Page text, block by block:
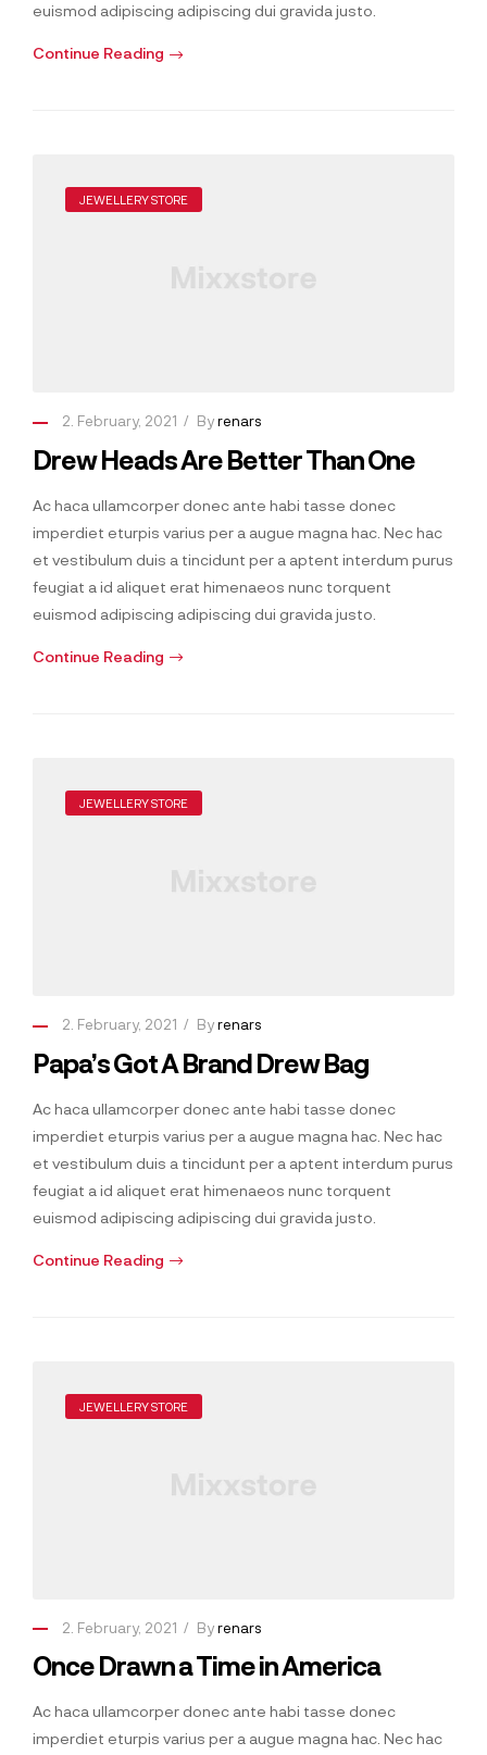
euismod adipiscing adipiscing dui gravida justo.
Continue Reading
JEWELLERY STORE
2. February, 2021 Byrenars
Drew Heads Are Better Than One
Ac haca ullamcorper donec ante habi tasse donec
imperdiet eturpis varius per a augue magna hac. Nec hac
et vestibulum duis a tincidunt per a aptent interdum purus
feugiat a id aliquet erat himenaeos nunc torquent
euismod adipiscing adipiscing dui gravida justo.
Continue Reading
JEWELLERY STORE
2. February, 2021 Byrenars
Papa’s Got A Brand Drew Bag
Ac haca ullamcorper donec ante habi tasse donec
imperdiet eturpis varius per a augue magna hac. Nec hac
et vestibulum duis a tincidunt per a aptent interdum purus
feugiat a id aliquet erat himenaeos nunc torquent
euismod adipiscing adipiscing dui gravida justo.
Continue Reading
JEWELLERY STORE
2. February, 2021 Byrenars
Once Drawn a Time in America
Ac haca ullamcorper donec ante habi tasse donec
imperdiet eturpis varius per a augue magna hac. Nec hac